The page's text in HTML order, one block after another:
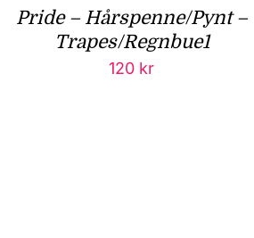
Pride – Hårspenne/Pynt –
Trapes/Regnbue1
120 kr